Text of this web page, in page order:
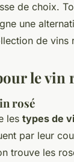
de choix.
une
de vins
le vin
rosé
les types de
par leur
trouve les